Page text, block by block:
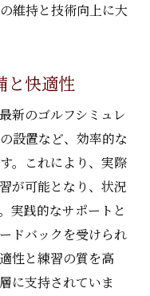
維持と技術向上に大
と快適性
新のゴルフシミュレ
設置など、効率的な
。これにより、実際
が可能となり、状況
実践的なサポートと
ドバックを受けられ
性と練習の質を高
に支持されていま